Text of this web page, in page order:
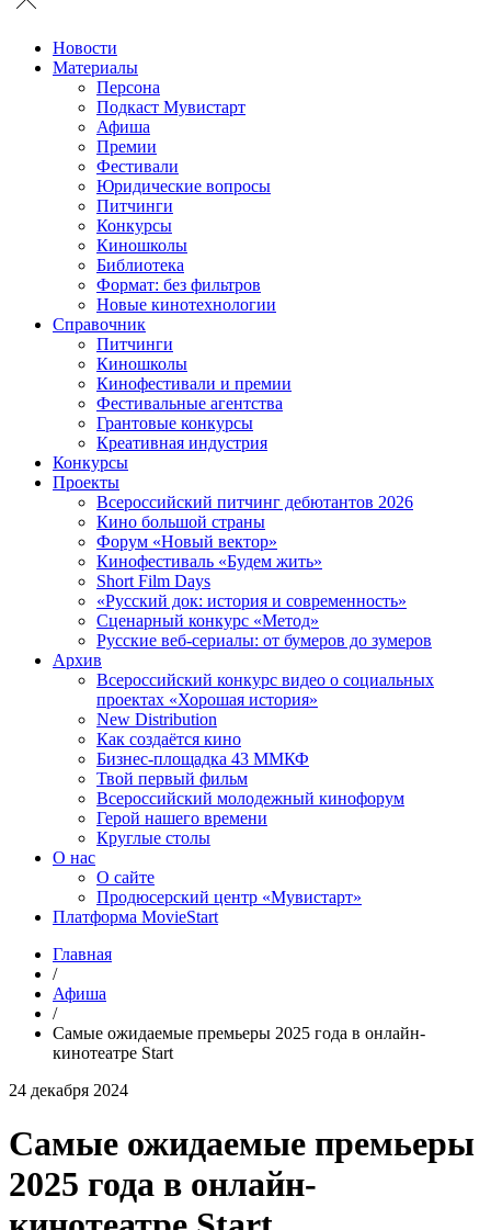
Новости
Материалы
Персона
Подкаст Мувистарт
Афиша
Премии
Фестивали
Юридические вопросы
Питчинги
Конкурсы
Киношколы
Библиотека
Формат: без фильтров
Новые кинотехнологии
Справочник
Питчинги
Киношколы
Кинофестивали и премии
Фестивальные агентства
Грантовые конкурсы
Креативная индустрия
Конкурсы
Проекты
Всероссийский питчинг дебютантов 2026
Кино большой страны
Форум «Новый вектор»
Кинофестиваль «Будем жить»
Short Film Days
«Русский док: история и современность»
Сценарный конкурс «Метод»
Русские веб-сериалы: от бумеров до зумеров
Архив
Всероссийский конкурс видео о социальных
проектах «Хорошая история»
New Distribution
Как создаётся кино
Бизнес-площадка 43 ММКФ
Твой первый фильм
Всероссийский молодежный кинофорум
Герой нашего времени
Круглые столы
О нас
О сайте
Продюсерский центр «Мувистарт»
Платформа MovieStart
Главная
/
Афиша
/
Самые ожидаемые премьеры 2025 года в онлайн-
кинотеатре Start
24 декабря 2024
Самые ожидаемые премьеры
2025 года в онлайн-